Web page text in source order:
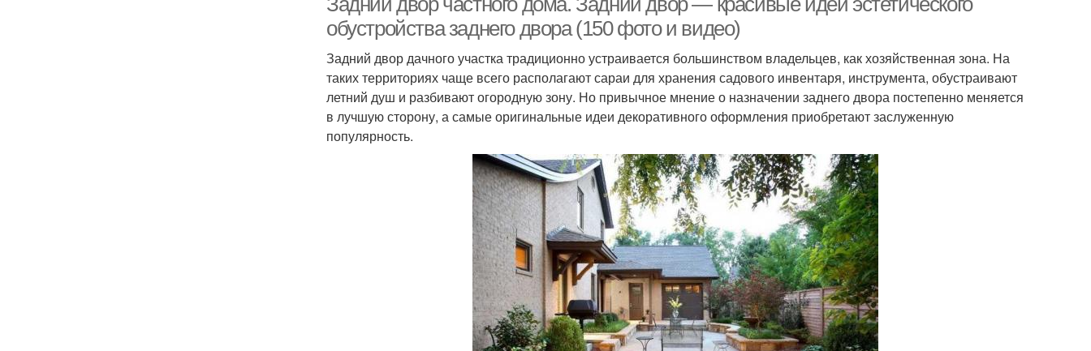
обустройства заднего двора (150 фото и видео)
Задний двор дачного участка традиционно устраивается большинством владельцев, как хозяйственная зона. На
таких территориях чаще всего располагают сараи для хранения садового инвентаря, инструмента, обустраивают
летний душ и разбивают огородную зону. Но привычное мнение о назначении заднего двора постепенно меняется
в лучшую сторону, а самые оригинальные идеи декоративного оформления приобретают заслуженную
популярность.